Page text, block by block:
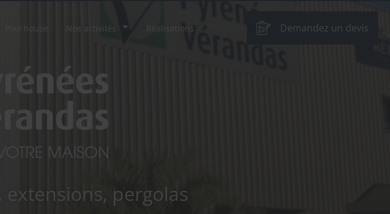
extensions, pergolas
Pool house Nos activités Réalisations Demandez un devis